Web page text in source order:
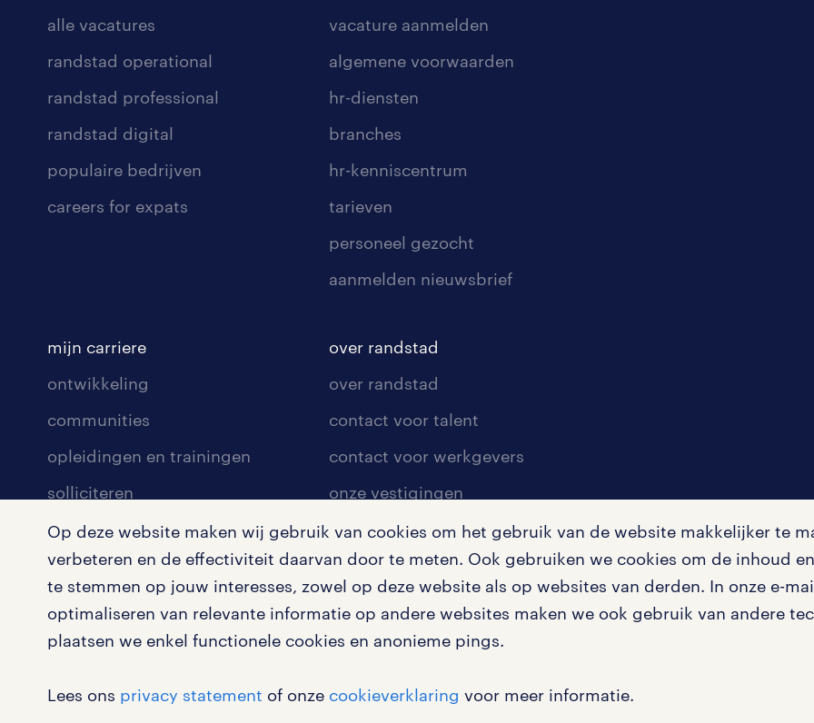
Op deze website maken wij gebruik van cookies om het gebruik van de website makkelijker te
verbeteren en de effectiviteit daarvan door te meten. Ook gebruiken we cookies om de inhoud
te stemmen op jouw interesses, zowel op deze website als op websites van derden. In onze e-
optimaliseren van relevante informatie op andere websites maken we ook gebruik van andere
plaatsen we enkel functionele cookies en anonieme pings.
Lees ons privacy statement of onze cookieverklaring voor meer informatie.
alle vacatures
randstad operational
randstad professional
randstad digital
populaire bedrijven
careers for expats
vacature aanmelden
algemene voorwaarden
hr-diensten
branches
hr-kenniscentrum
tarieven
personeel gezocht
aanmelden nieuwsbrief
mijn carriere
ontwikkeling
communities
opleidingen en trainingen
solliciteren
arbeidsvoorwaarden
blogs en artikelen
salarischecker
bruto-netto calculator
over randstad
over randstad
contact voor talent
contact voor werkgevers
onze vestigingen
pers
klachten en misstanden